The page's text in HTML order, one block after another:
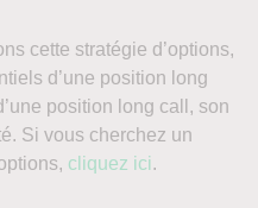
cette stratégie d’options,
d’une position long
position long call, son
Si vous cherchez un
cliquez ici.